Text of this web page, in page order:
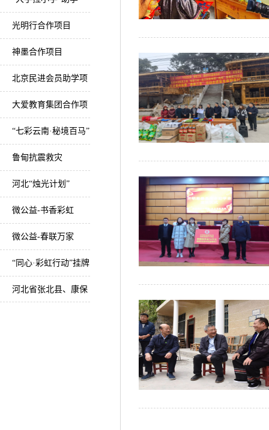
光明行合作项目
神墨合作项目
北京民进会员助学项
目
大爱教育集团合作项
目
“七彩云南·秘境百马”
美丽乡村马拉松项目
鲁甸抗震救灾
河北“烛光计划”
微公益-书香彩虹
微公益-春联万家
“同心·彩虹行动”挂牌
督战乡村教师培训
河北省张北县、康保